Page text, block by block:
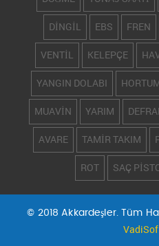
DİNGİL EBS FREN
VENTİL KELEPÇE
YANGIN DOLABI
MUAVİN YARIM
AVARE TAMİR TAKIM
ROT SAÇ
© 2018 Akkardeşler. Tüm